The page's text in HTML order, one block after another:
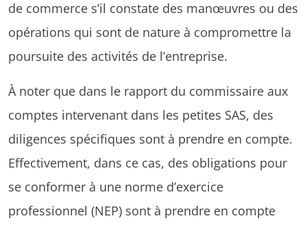
de commerce s’il constate des manœuvres ou des
opérations qui sont de nature à compromettre la
poursuite des activités de l’entreprise.
À noter que dans le rapport du commissaire aux
comptes intervenant dans les petites SAS, des
diligences spécifiques sont à prendre en compte.
Effectivement, dans ce cas, des obligations pour
se conformer à une norme d’exercice
professionnel (NEP) sont à prendre en compte